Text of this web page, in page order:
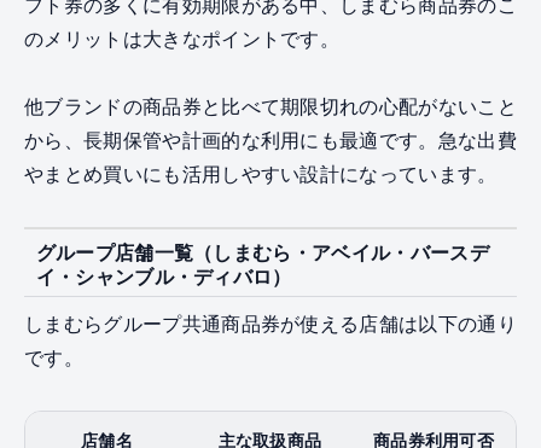
フト券の多くに有効期限がある中、しまむら商品券のこ
のメリットは大きなポイントです。
他ブランドの商品券と比べて期限切れの心配がないこと
から、長期保管や計画的な利用にも最適です。急な出費
やまとめ買いにも活用しやすい設計になっています。
グループ店舗一覧（しまむら・アベイル・バースデ
イ・シャンブル・ディバロ）
しまむらグループ共通商品券が使える店舗は以下の通り
です。
店舗名 主な取扱商品 商品券利用可否